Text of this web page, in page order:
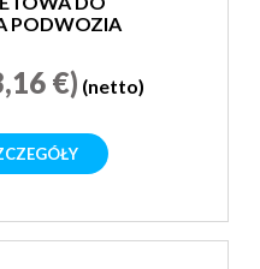
PODWOZIA
€) (netto)